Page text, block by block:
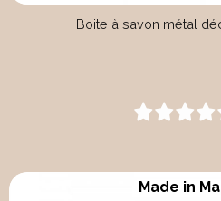
Boite à savon métal
Made in